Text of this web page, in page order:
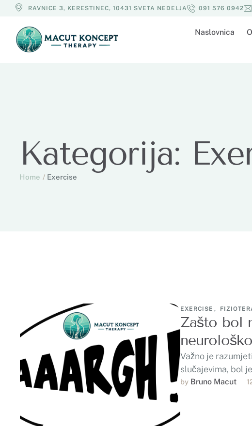
RAVNICE 3, KERESTINEC, 10431 SVETA NEDELJA 091 576 0942
Naslovnica
Kategorija:
Home / Exercise
EXERCISE ,
Zašto bol
Važno je
slučajevima, bol
by Bruno Macut